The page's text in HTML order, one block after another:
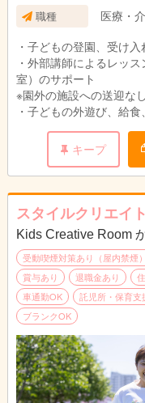
職種
医療・
・子どもの登園、受け
・外部講師によるレッ
室）のサポート
※園外の施設への送迎なし
・子どもの外遊び、給
・事務作業（実施記録
・連絡帳や出欠確認を
ち帰り作業なし
「変更範囲：変更なし」
試用期間：６ヶ月（雇用
キープ
スタイルクリエイ
Kids Creative
受動喫煙対策あり（屋内禁煙）
賞与あり
退職金あり
車通勤OK
託児所・保育支
ブランクOK